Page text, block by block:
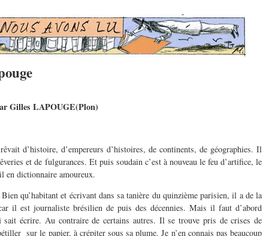
Gilles LAPOUGE(Plon)
d’histoire, d’empereurs d’histoires, de continents, de géographies. Il
et de fulgurances. Et puis soudain c’est à nouveau le feu d’artifice, le
en dictionnaire amoureux.
qu’habitant et écrivant dans sa tanière du quinzième parisien, il a de la
il est journaliste brésilien de puis des décennies. Mais il faut d’abord
écrire. Au contraire de certains autres. Il se trouve pris de crises de
sur le papier, à crépiter sous sa plume. Je n’en connais pas beaucoup